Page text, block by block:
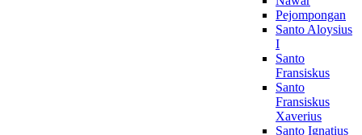
Pejompongan
Santo Aloysius
I
Santo
Fransiskus
Santo
Fransiskus
Xaverius
Santo Ignatius